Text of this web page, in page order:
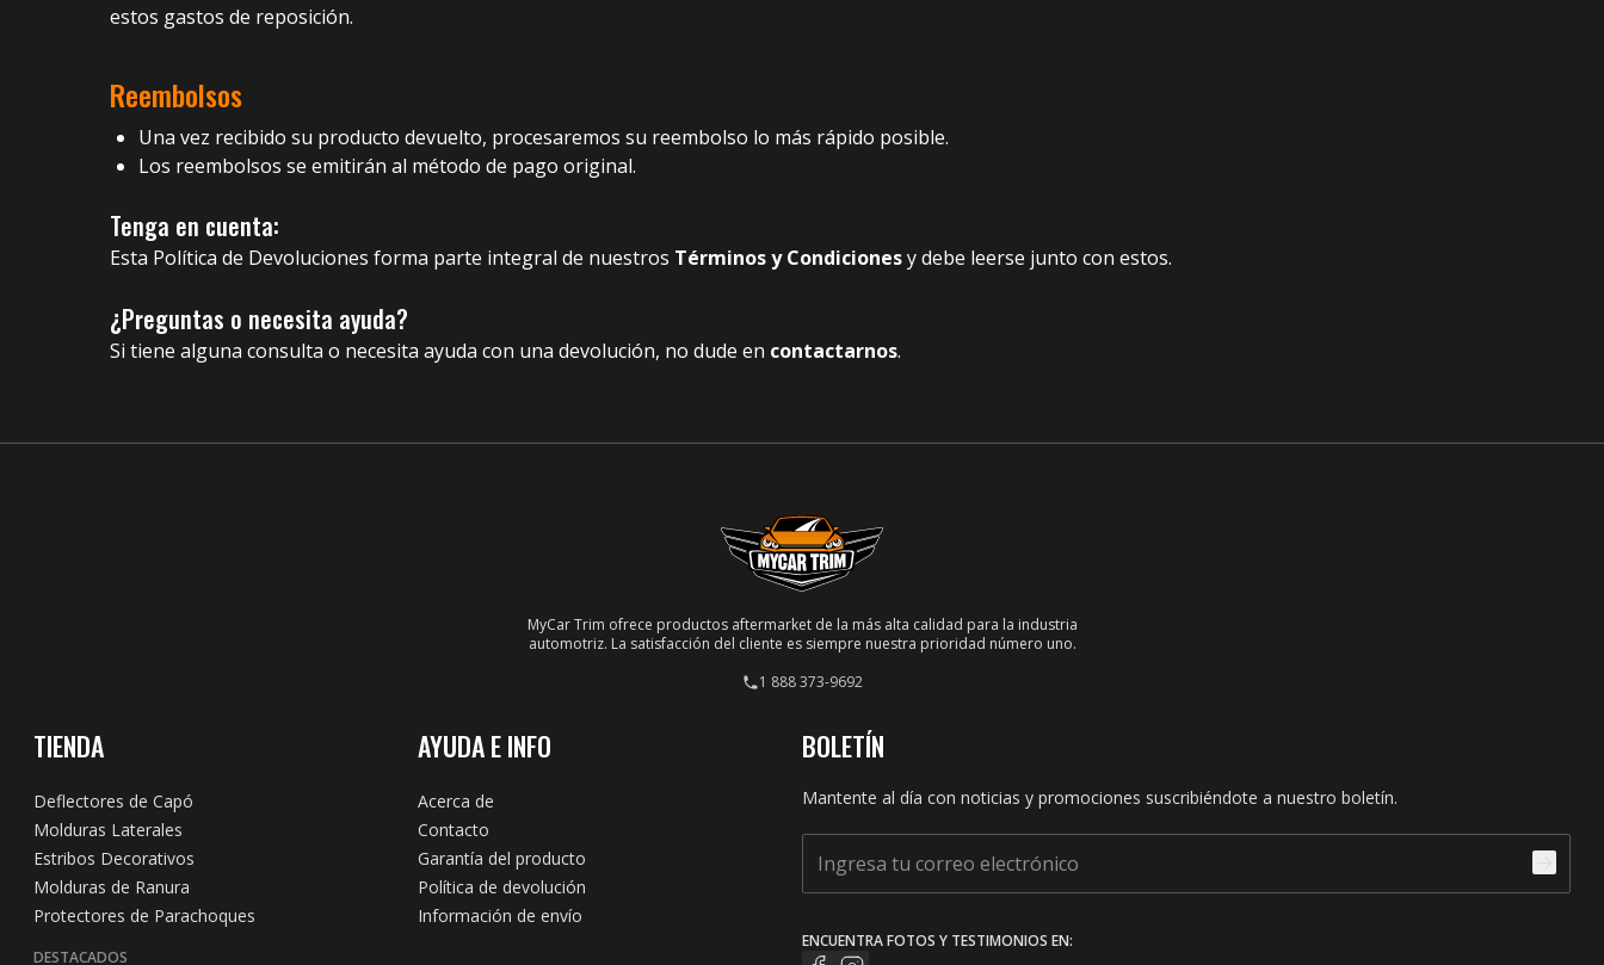
estos gastos de reposición.
Reembolsos
Una vez recibido su producto devuelto, procesaremos su reembolso lo más rápido posible.
Los reembolsos se emitirán al método de pago original.
Tenga en cuenta:
Esta Política de Devoluciones forma parte integral de nuestros Términos y Condicionesy debe leerse junto con estos.
¿Preguntas o necesita ayuda?
Si tiene alguna consulta o necesita ayuda con una devolución, no dude en contactarnos.
MyCar Trim ofrece productos aftermarket de la más alta calidad para la industria
automotriz. La satisfacción del cliente es siempre nuestra prioridad número uno.
1 888 373-9692
TIENDA
Deflectores de Capó
Molduras Laterales
Estribos Decorativos
Molduras de Ranura
Protectores de Parachoques
DESTACADOS
AYUDA E INFO
Acerca de
Contacto
Garantía del producto
Política de devolución
Información de envío
BOLETÍN
Mantente al día con noticias y promociones suscribiéndote a nuestro boletín.
ENCUENTRA FOTOS Y TESTIMONIOS EN: